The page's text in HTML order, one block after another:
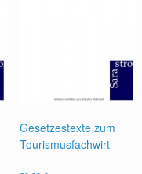
Gesetzestexte zum
Tourismusfachwirt